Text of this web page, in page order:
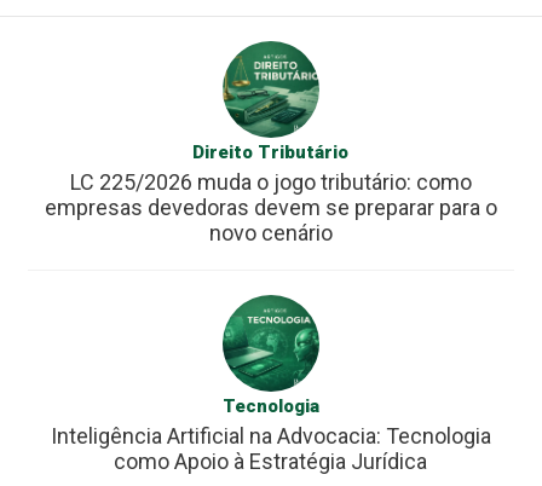
Direito Tributário
LC 225/2026 muda o jogo tributário: como
empresas devedoras devem se preparar para o
novo cenário
Tecnologia
Inteligência Artificial na Advocacia: Tecnologia
como Apoio à Estratégia Jurídica